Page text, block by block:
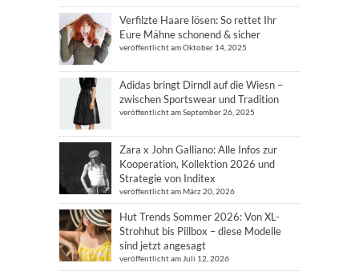
Verfilzte Haare lösen: So rettet Ihr
Eure Mähne schonend & sicher
veröffentlicht am Oktober 14, 2025
Adidas bringt Dirndl auf die Wiesn –
zwischen Sportswear und Tradition
veröffentlicht am September 26, 2025
Zara x John Galliano: Alle Infos zur
Kooperation, Kollektion 2026 und
Strategie von Inditex
veröffentlicht am März 20, 2026
Hut Trends Sommer 2026: Von XL-
Strohhut bis Pillbox – diese Modelle
sind jetzt angesagt
veröffentlicht am Juli 12, 2026